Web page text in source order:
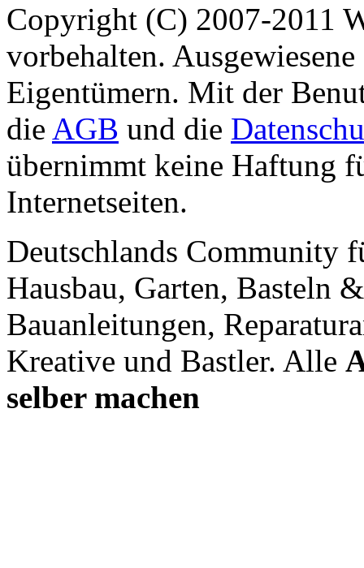
Copyright (C) 2007-2011
vorbehalten.
Eigentümern. Mit der
die AGB und die
übernimmt keine Haftung
Internetseiten.
Deutschlands Community
Hausbau, Garten, Basteln
Bauanleitungen,
Kreative und Bastler. Alle
selber machen